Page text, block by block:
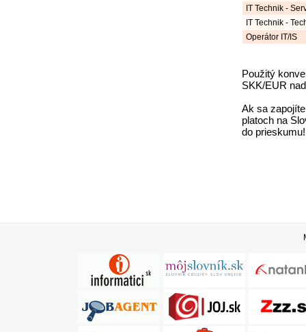
IT Technik -
IT Technik -
Operátor IT/IS
Použitý
SKK/EUR
Ak sa
platoch na
do prieskumu!